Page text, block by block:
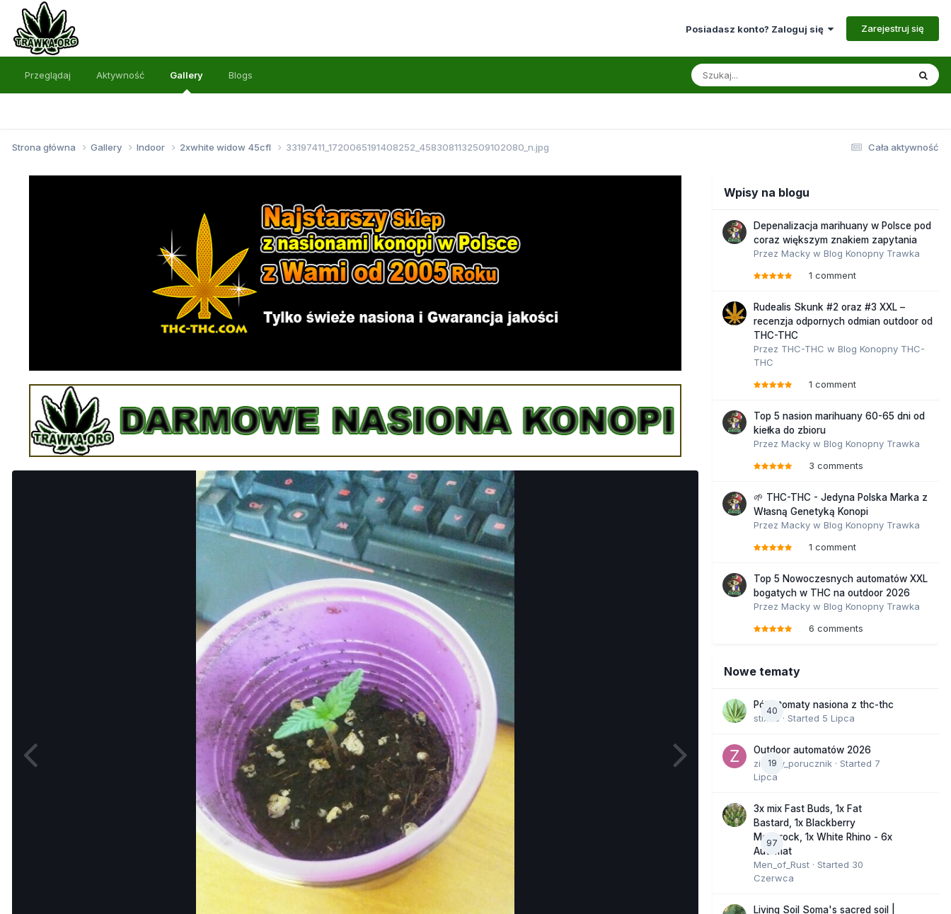
Posiadasz konto? Zaloguj się Zarejestruj się
Przeglądaj Aktywność Gallery Blogs
Cała aktywność
Strona główna Gallery Indoor 2xwhite widow 45cfl 33197411_1720065191408252_4583081132509102080_n.jpg
Wpisy na blogu
Depenalizacja marihuany w Polsce pod
coraz większym znakiem zapytania
Przez Macky w Blog Konopny Trawka
1 comment
Rudealis Skunk #2 oraz #3 XXL –
recenzja odpornych odmian outdoor od
THC-THC
Przez THC-THC w Blog Konopny THC-
THC
1 comment
Top 5 nasion marihuany 60-65 dni od
kiełka do zbioru
Przez Macky w Blog Konopny Trawka
3 comments
🌱 THC-THC - Jedyna Polska Marka z
Własną Genetyką Konopi
Przez Macky w Blog Konopny Trawka
1 comment
Top 5 Nowoczesnych automatów XXL
bogatych w THC na outdoor 2026
Przez Macky w Blog Konopny Trawka
6 comments
Nowe tematy
40
Półautomaty nasiona z thc-thc
stix33 · Started 5 Lipca
19
Outdoor automatów 2026
zielony_porucznik · Started 7
Lipca
97
3x mix Fast Buds, 1x Fat
Bastard, 1x Blackberry
Moonrock, 1x White Rhino - 6x
Automat
Men_of_Rust · Started 30
Czerwca
Living Soil Soma's sacred soil |